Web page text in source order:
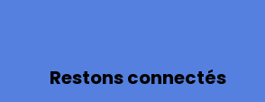
Restons connectés